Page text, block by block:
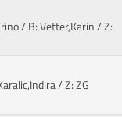
/ B: Vetter,Karin / Z:
/ Z: ZG